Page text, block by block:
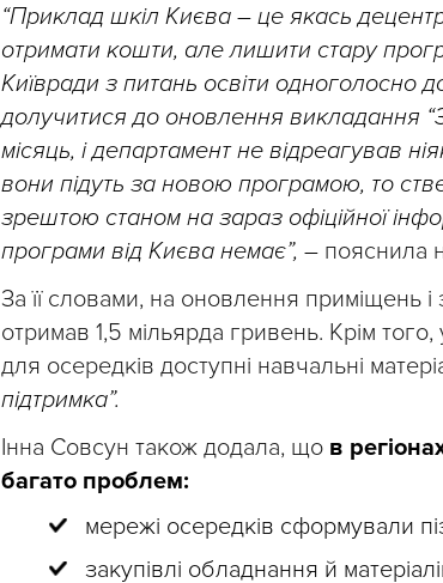
“Приклад шкіл Києва – це якась
отримати кошти, але лишити стару
Київради з питань освіти одноголосно
долучитися до оновлення викладання
місяць, і департамент не відреагував
вони підуть за новою програмою, то
зрештою станом на зараз офіційної
програми від Києва немає”, – пояснила
За її словами, на оновлення приміщень
отримав 1,5 мільярда гривень. Крім
для осередків доступні навчальні
підтримка”.
Інна Совсун також додала, що в
багато проблем:
мережі осередків сформували
закупівлі обладнання й